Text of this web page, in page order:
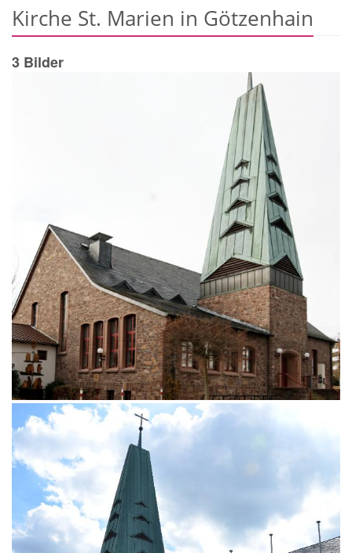
Kirche St. Marien in Götzenhain
3 Bilder